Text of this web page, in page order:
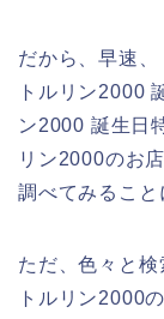
だから、早速
トルリン2000
ン2000 誕生日
リン2000のお
調べてみること
ただ、色々と
トルリン2000